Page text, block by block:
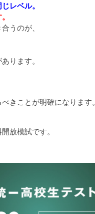
レベル。
うのが、
ります。
きことが明確になります。
放模試です。